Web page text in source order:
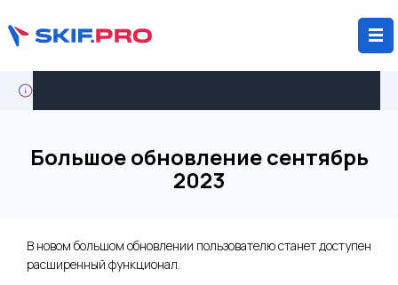
Большое обновление сентябрь
2023
В новом большом обновлении пользователю станет доступен
расширенный функционал.